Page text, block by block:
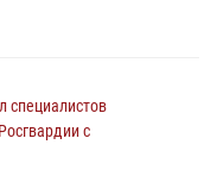
специалистов
с